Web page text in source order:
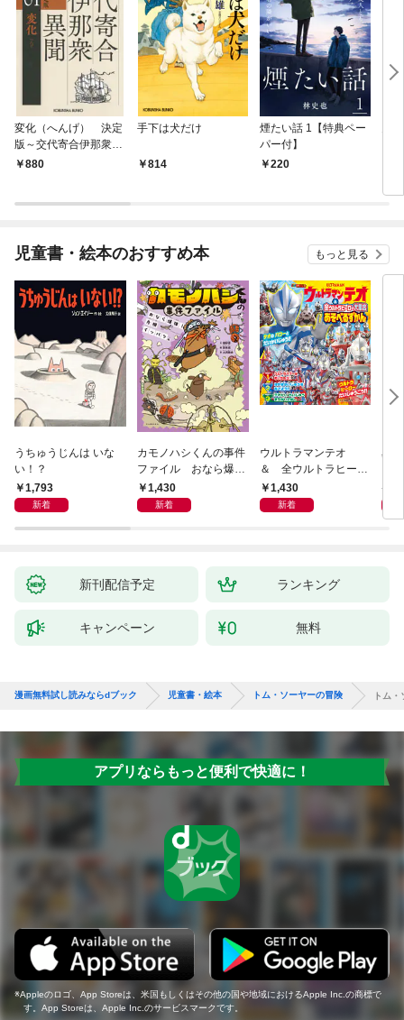
変化（へんげ） 決定
版～交代寄合伊那衆異
聞（1）～
880
手下は犬だけ
814
煙たい話 1【特典ペー
パー付】
220
児童書・絵本のおすすめ本 もっと見る
うちゅうじんは いな
い！？
1,793
新着
カモノハシくんの事件
ファイル おなら爆
弾！ 危機イッパツ編
1,430
新着
ウルトラマンテオ
＆ 全ウルトラヒーロ
ー大集合 あそべるず
かん
1,430
新着
星
新刊配信予定 ランキング
キャンペーン 無料
漫画無料試し読みならdブック 児童書・絵本 トム・ソーヤーの冒険 トム
アプリならもっと便利で快適に！
Appleのロゴ、App Storeは、米国もしくはその他の国や地域におけるApple Inc.の商標で
す。App Storeは、Apple Inc.のサービスマークです。